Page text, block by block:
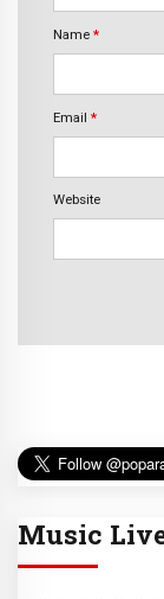
Name *
Email *
Website
Music